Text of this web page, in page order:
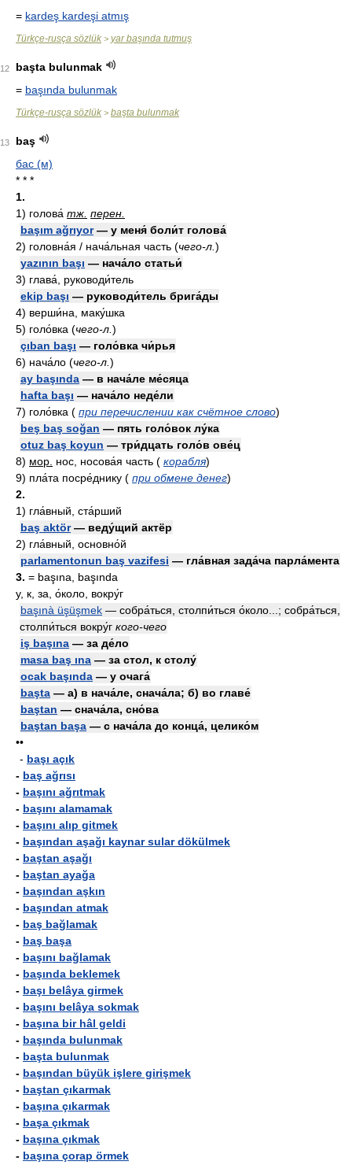
= kardeş kardeşi atmış
Türkçe-rusça sözlük > yar başında tutmuş
12
başta bulunmak
= başında bulunmak
Türkçe-rusça sözlük > başta bulunmak
13
baş
бас (м)
* * *
1.
1) голова́ тж. перен.
başım ağrıyor— у меня́ боли́т голова́
2) головна́я / нача́льная часть (чего-л. )
yazının başı — нача́ло статьи́
3) глава́, руководи́тель
ekip başı — руководи́тель брига́ды
4) верши́на, маку́шка
5) голо́вка (чего-л. )
çıban başı — голо́вка чи́рья
6) нача́ло (чего-л. )
ay başında — в нача́ле ме́сяца
hafta başı — нача́ло неде́ли
7) голо́вка ( при перечислении как счётное слово)
beş baş soğan — пять голо́вок лу́ка
otuz baş koyun — три́дцать голо́в ове́ц
8) мор. нос, носова́я часть ( корабля)
9) пла́та посре́днику ( при обмене денег)
2.
1) гла́вный, ста́рший
baş aktör— веду́щий актёр
2) гла́вный, основно́й
parlamentonun baş vazifesi — гла́вная зада́ча парла́мента
3. = başına, başında
у, к, за, о́коло, вокру́г
başınà üşüşmek — собра́ться, столпи́ться о́коло...; собра́ться,
столпи́ться вокру́г кого-чего
iş başına — за де́ло
masa baş ına — за стол, к столу́
ocak başında — у очага́
başta — а) в нача́ле, снача́ла; б) во главе́
baştan — снача́ла, сно́ва
baştan başa — с нача́ла до конца́, целико́м
••
- başı açık
- baş ağrısı
- başını ağrıtmak
- başını alamamak
- başını alıp gitmek
- başından aşağı kaynar sular dökülmek
- baştan aşağı
- baştan ayağa
- başından aşkın
- başından atmak
- baş bağlamak
- baş başa
- başını bağlamak
- başında beklemek
- başı belâya girmek
- başını belâya sokmak
- başına bir hâl geldi
- başında bulunmak
- başta bulunmak
- başından büyük işlere girişmek
- baştan çıkarmak
- başına çıkarmak
- başa çıkmak
- başına çıkmak
- başına çorap örmek